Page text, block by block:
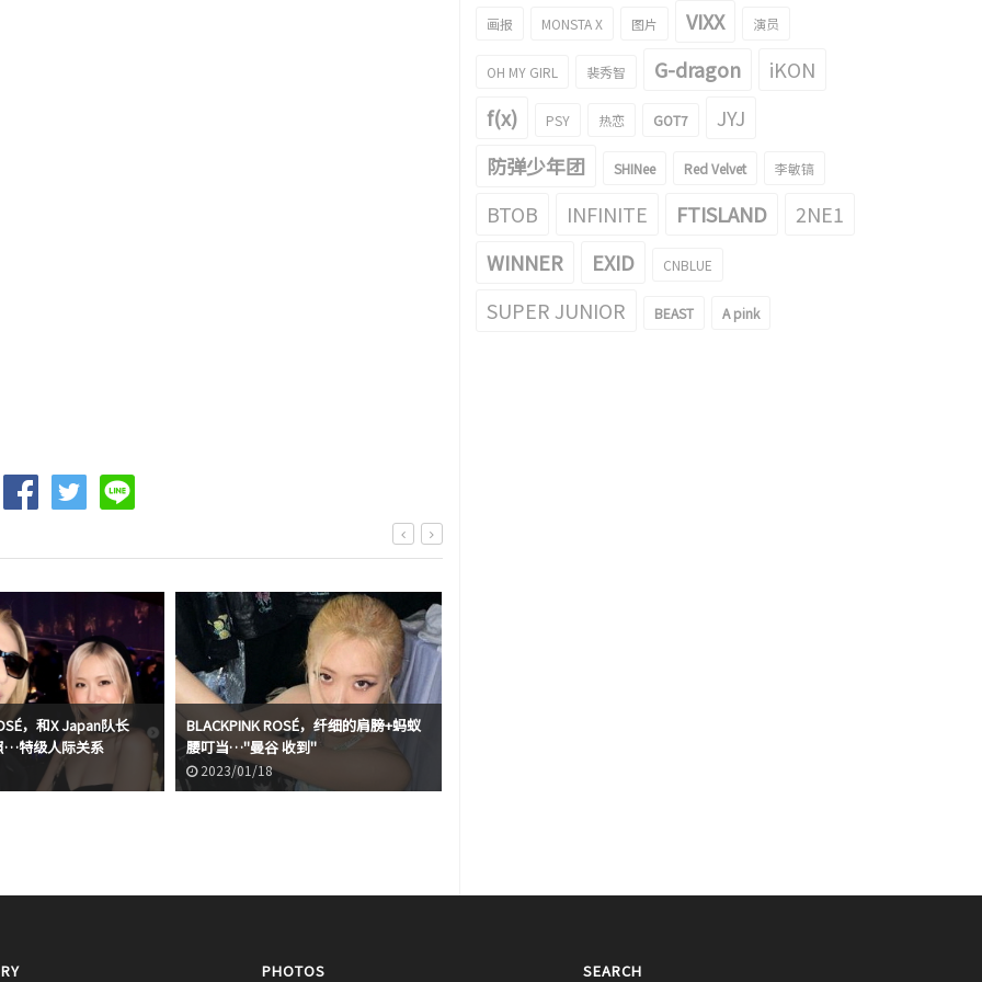
，和X Japan队长
…特级人际关系
BLACKPINK ROSÉ，纤细的肩膀+蚂蚁
腰叮当…"曼谷 收到"
2023/01/18
画报 MONSTA X 图片 VIXX 演员
OH MY GIRL 裴秀智 G-dragon
iKON
f(x)
PSY 热恋 GOT7
JYJ
防弹少年团
SHINee Red Velvet 李敏镐
BTOB INFINITE FTISLAND
2NE1
WINNER
EXID CNBLUE
SUPER JUNIOR BEAST A pink
PHOTOS SEARCH